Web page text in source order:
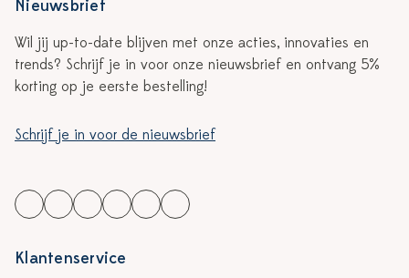
Nieuwsbrief
Wil jij up-to-date blijven met onze acties, innovaties en
trends? Schrijf je in voor onze nieuwsbrief en ontvang 5%
korting op je eerste bestelling!
Schrijf je in voor de nieuwsbrief
Klantenservice